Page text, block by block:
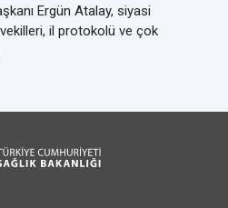
Ergün Atalay, siyasi
il protokolü ve çok